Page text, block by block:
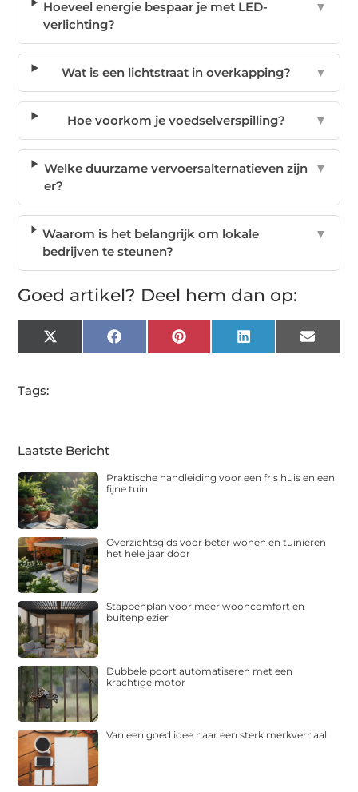
Hoeveel energie bespaar je met LED-
verlichting?
▼
Wat is een lichtstraat in overkapping? ▼
Hoe voorkom je voedselverspilling? ▼
Welke duurzame vervoersalternatieven zijn
er?
▼
Waarom is het belangrijk om lokale
bedrijven te steunen?
▼
Goed artikel? Deel hem dan op:
X
(Twitter)
FacebookPinterest LinkedIn Email
Tags:
Laatste Bericht
Praktische handleiding voor een fris huis en een
fijne tuin
Overzichtsgids voor beter wonen en tuinieren
het hele jaar door
Stappenplan voor meer wooncomfort en
buitenplezier
Dubbele poort automatiseren met een
krachtige motor
Van een goed idee naar een sterk merkverhaal